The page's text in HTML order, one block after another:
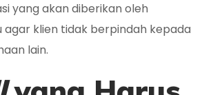
yang akan diberikan oleh
agar klien tidak berpindah kepada
lain.